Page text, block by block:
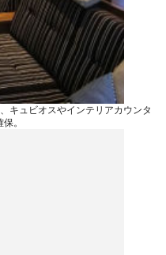
キュビオスやインテリアカウンタ
。